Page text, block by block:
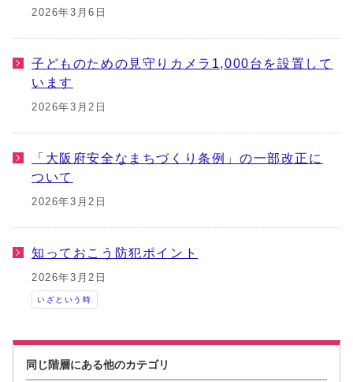
2026年3月6日
子どものための見守りカメラ1,000台を設置して
います
2026年3月2日
「大阪府安全なまちづくり条例」の一部改正に
ついて
2026年3月2日
知っておこう防犯ポイント
2026年3月2日
いざという時
同じ階層にある他のカテゴリ